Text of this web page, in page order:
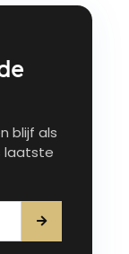
blijf als
laatste